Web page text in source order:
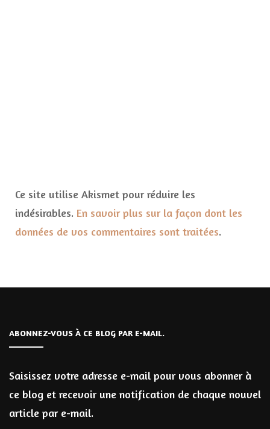
Ce site utilise Akismet pour réduire les
indésirables. En savoir plus sur la façon dont les
données de vos commentaires sont traitées.
ABONNEZ-VOUS À CE BLOG PAR E-MAIL.
Saisissez votre adresse e-mail pour vous abonner à
ce blog et recevoir une notification de chaque nouvel
article par e-mail.